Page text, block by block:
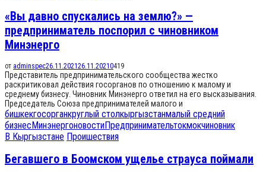
«Вы давно спускались на землю?» —
предприниматель поспорил с чиновником
Минэнерго
от adminspec26.11.202126.11.20210419
Представитель предпринимательского сообщества жестко
раскритиковал действия госорганов по отношению к малому и
среднему бизнесу. Чиновник Минэнерго ответил на его высказывания.
Председатель Союза предпринимателей малого и
бишкекгосорганкруглый столкыргызстанмалый средний
бизнесМинэнергоновостиПредпринимательтокмокчиновник
В Кыргызстане Проишествия
Бегавшего в Боомском ущелье страуса поймали